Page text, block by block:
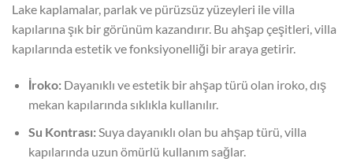
Lake kaplamalar, parlak ve pürüzsüz yüzeyleri ile villa
kapılarına şık bir görünüm kazandırır. Bu ahşap çeşitleri, villa
kapılarında estetik ve fonksiyonelliği bir araya getirir.
İroko:Dayanıklı ve estetik bir ahşap türü olan iroko, dış
mekan kapılarında sıklıkla kullanılır.
Su Kontrası:Suya dayanıklı olan bu ahşap türü, villa
kapılarında uzun ömürlü kullanım sağlar.